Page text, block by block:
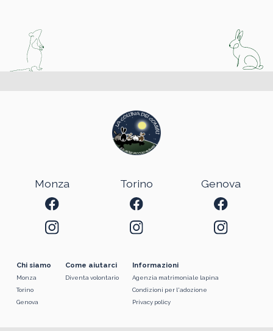
Monza Torino Genova
Chi siamo
Monza
Torino
Genova
Come aiutarci
Diventa volontario
Informazioni
Agenzia matrimoniale lapina
Condizioni per l'adozione
Privacy policy